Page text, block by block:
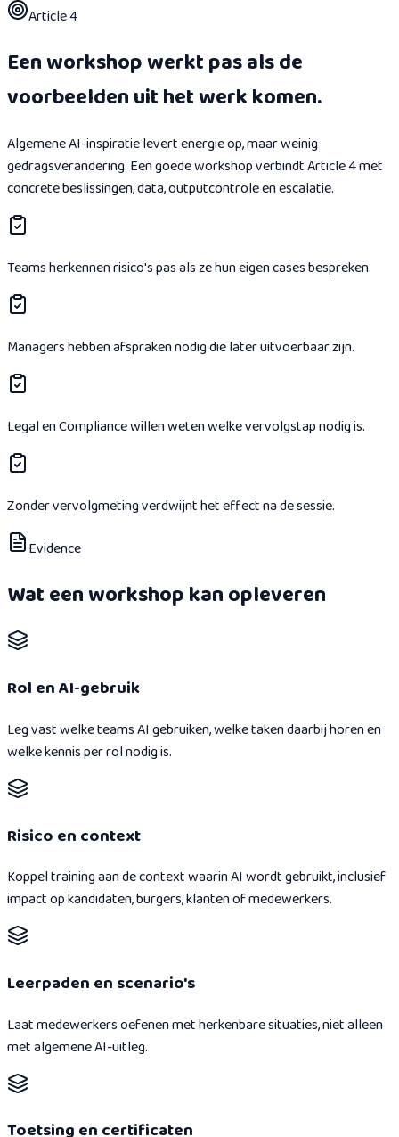
Article 4
Een workshop werkt pas als de
voorbeelden uit het werk komen.
Algemene AI-inspiratie levert energie op, maar weinig
gedragsverandering. Een goede workshop verbindt Article 4 met
concrete beslissingen, data, outputcontrole en escalatie.
Teams herkennen risico's pas als ze hun eigen cases bespreken.
Managers hebben afspraken nodig die later uitvoerbaar zijn.
Legal en Compliance willen weten welke vervolgstap nodig is.
Zonder vervolgmeting verdwijnt het effect na de sessie.
Evidence
Wat een workshop kan opleveren
Rol en AI-gebruik
Leg vast welke teams AI gebruiken, welke taken daarbij horen en
welke kennis per rol nodig is.
Risico en context
Koppel training aan de context waarin AI wordt gebruikt, inclusief
impact op kandidaten, burgers, klanten of medewerkers.
Leerpaden en scenario's
Laat medewerkers oefenen met herkenbare situaties, niet alleen
met algemene AI-uitleg.
Toetsing en certificaten